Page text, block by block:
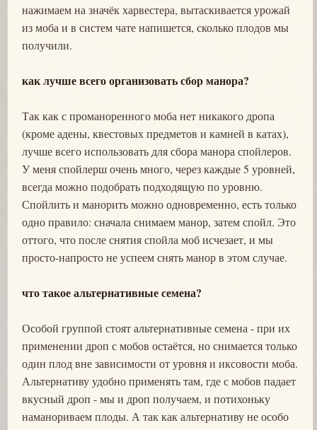
нажимаем на значёк харвестера, вытаскивается урожай
из моба и в систем чате напишется, сколько плодов мы
получили.
как лучше всего организовать сбор манора?
Так как с проманоренного моба нет никакого дропа
(кроме адены, квестовых предметов и камней в катах),
лучше всего использовать для сбора манора спойлеров.
У меня спойлерш очень много, через каждые 5 уровней,
всегда можно подобрать подходящую по уровню.
Спойлить и манорить можно одновременно, есть только
одно правило: сначала снимаем манор, затем спойл. Это
оттого, что после снятия спойла моб исчезает, и мы
просто-напросто не успеем снять манор в этом случае.
что такое альтернативные семена?
Особой группой стоят альтернативные семена - при их
применении дроп с мобов остаётся, но снимается только
один плод вне зависимости от уровня и иксовости моба.
Альтернативу удобно применять там, где с мобов падает
вкусный дроп - мы и дроп получаем, и потихоньку
наманориваем плоды. А так как альтернативу не особо